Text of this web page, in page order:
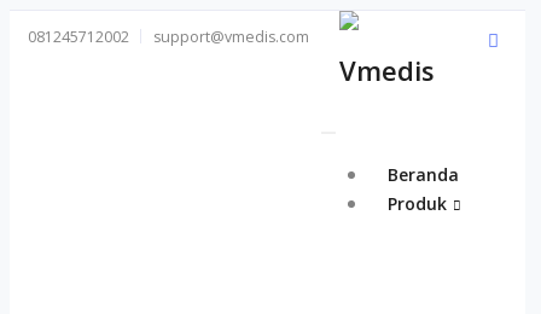
081245712002 support@vmedis.com
Beranda
Produk